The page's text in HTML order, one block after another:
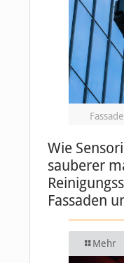
Wie
sauberer
Fassaden
Mehr